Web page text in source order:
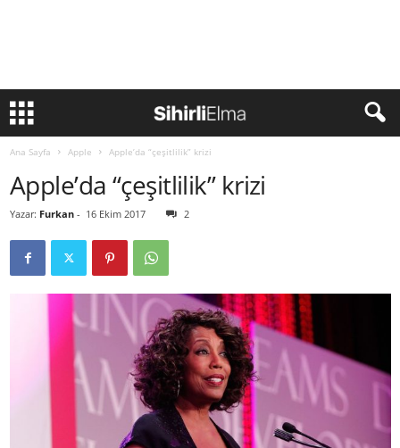
Ana Sayfa Apple Apple’da “çeşitlilik” krizi
Apple’da “çeşitlilik” krizi
Yazar: Furkan - 16 Ekim 2017 2